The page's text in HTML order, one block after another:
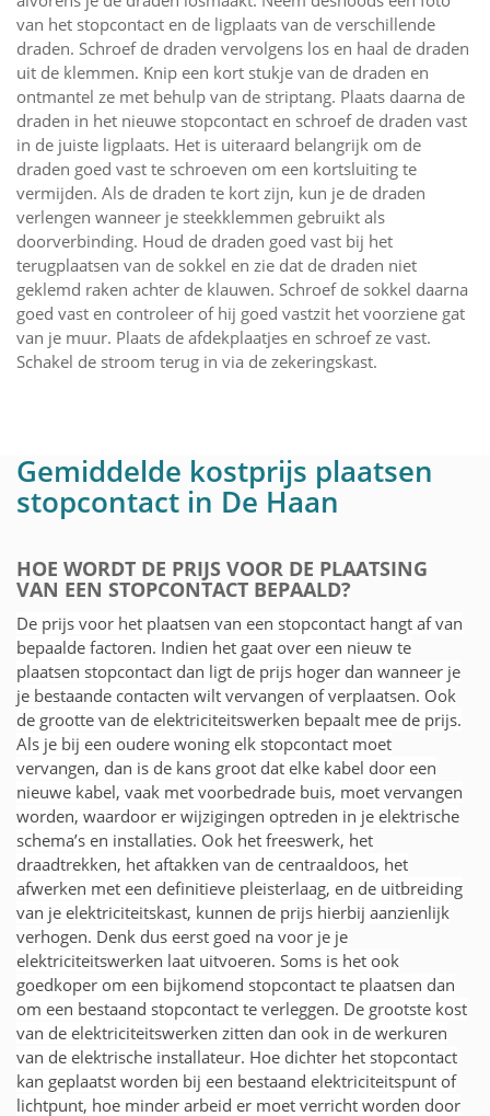
van het stopcontact en de ligplaats van de verschillende
draden. Schroef de draden vervolgens los en haal de draden
uit de klemmen. Knip een kort stukje van de draden en
ontmantel ze met behulp van de striptang. Plaats daarna de
draden in het nieuwe stopcontact en schroef de draden vast
in de juiste ligplaats. Het is uiteraard belangrijk om de
draden goed vast te schroeven om een kortsluiting te
vermijden. Als de draden te kort zijn, kun je de draden
verlengen wanneer je steekklemmen gebruikt als
doorverbinding. Houd de draden goed vast bij het
terugplaatsen van de sokkel en zie dat de draden niet
geklemd raken achter de klauwen. Schroef de sokkel daarna
goed vast en controleer of hij goed vastzit het voorziene gat
van je muur. Plaats de afdekplaatjes en schroef ze vast.
Schakel de stroom terug in via de zekeringskast.
Gemiddelde kostprijs plaatsen
stopcontact in De Haan
HOE WORDT DE PRIJS VOOR DE PLAATSING
VAN EEN STOPCONTACT BEPAALD?
De prijs voor het plaatsen van een stopcontact hangt af van
bepaalde factoren. Indien het gaat over een nieuw te
plaatsen stopcontact dan ligt de prijs hoger dan wanneer je
je bestaande contacten wilt vervangen of verplaatsen. Ook
de grootte van de elektriciteitswerken bepaalt mee de prijs.
Als je bij een oudere woning elk stopcontact moet
vervangen, dan is de kans groot dat elke kabel door een
nieuwe kabel, vaak met voorbedrade buis, moet vervangen
worden, waardoor er wijzigingen optreden in je elektrische
schema’s en installaties. Ook het freeswerk, het
draadtrekken, het aftakken van de centraaldoos, het
afwerken met een definitieve pleisterlaag, en de uitbreiding
van je elektriciteitskast, kunnen de prijs hierbij aanzienlijk
verhogen. Denk dus eerst goed na voor je je
elektriciteitswerken laat uitvoeren. Soms is het ook
goedkoper om een bijkomend stopcontact te plaatsen dan
om een bestaand stopcontact te verleggen. De grootste kost
van de elektriciteitswerken zitten dan ook in de werkuren
van de elektrische installateur. Hoe dichter het stopcontact
kan geplaatst worden bij een bestaand elektriciteitspunt of
lichtpunt, hoe minder arbeid er moet verricht worden door